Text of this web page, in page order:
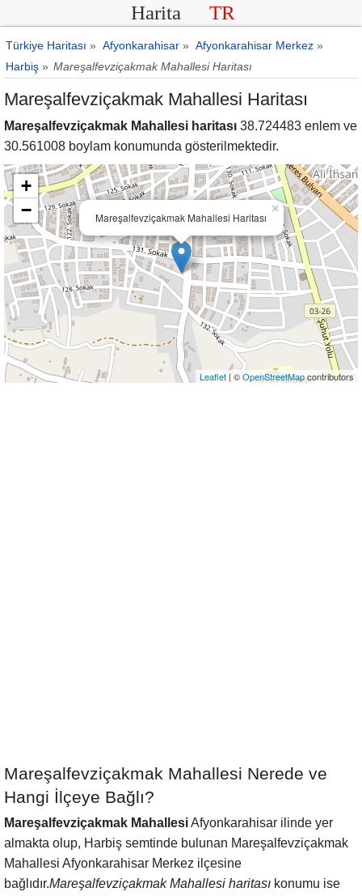
Harita TR
Türkiye Haritası » Afyonkarahisar » Afyonkarahisar Merkez »
Harbiş » Mareşalfevziçakmak Mahallesi Haritası
Mareşalfevziçakmak Mahallesi Haritası
Mareşalfevziçakmak Mahallesi haritası 38.724483 enlem ve
30.561008 boylam konumunda gösterilmektedir.
Mareşalfevziçakmak Mahallesi Haritası
×
+
−
Leaflet | ©OpenStreetMapcontributors
Mareşalfevziçakmak Mahallesi Nerede ve
Hangi İlçeye Bağlı?
Mareşalfevziçakmak MahallesiAfyonkarahisar ilinde yer
almakta olup, Harbiş semtinde bulunan Mareşalfevziçakmak
Mahallesi Afyonkarahisar Merkez ilçesine
bağlıdır.Mareşalfevziçakmak Mahallesi haritası konumu ise